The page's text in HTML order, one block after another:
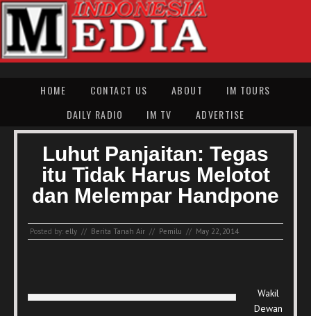
HOME CONTACT US ABOUT
IM TOURS
DAILY RADIO
IM TV ADVERTISE
Luhut Panjaitan: Tegas
itu Tidak Harus Melotot
dan Melempar Handpone
Posted by: elly // Berita Tanah Air // Pemilu // May 22, 2014
Wakil
Dewan